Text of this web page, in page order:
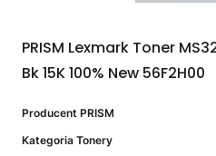
PRISM Lexmark Toner
Bk 15K 100% New 56F2H00
Producent PRISM
Kategoria Tonery